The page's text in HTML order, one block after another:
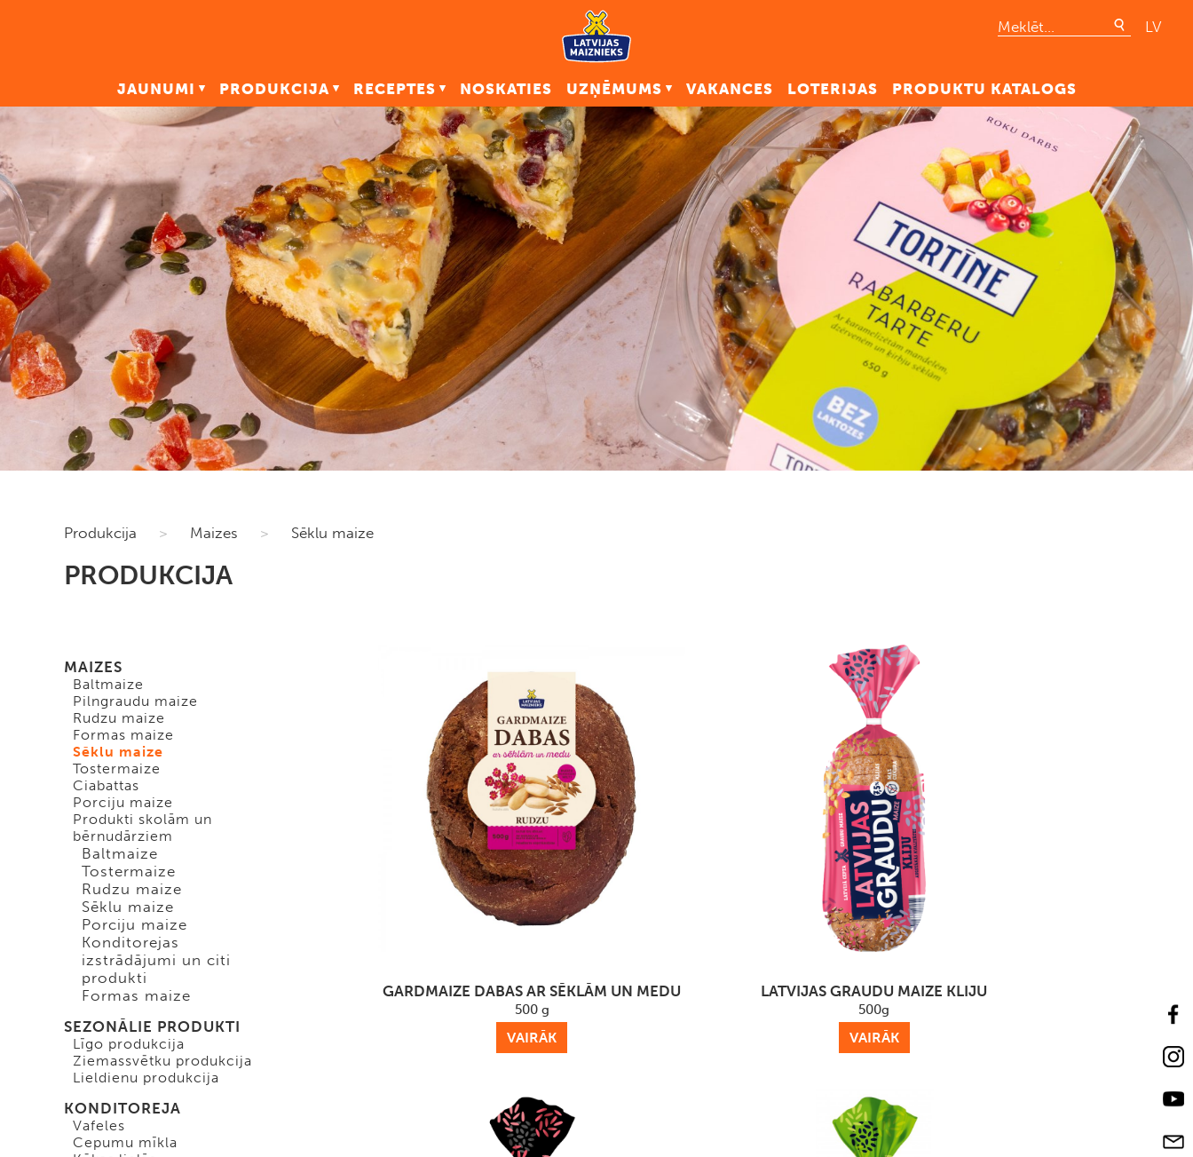
LV
JAUNUMI PRODUKCIJA RECEPTES NOSKATIES UZŅĒMUMS VAKANCES LOTERIJAS PRODUKTU KATALOGS
Produkcija > Maizes > Sēklu maize
PRODUKCIJA
GARDMAIZE DABAS AR SĒKLĀM UN MEDU
500 g
VAIRĀK
LATVIJAS GRAUDU MAIZE KLIJU
500g
VAIRĀK
MAIZES
Baltmaize
Pilngraudu maize
Rudzu maize
Formas maize
Sēklu maize
Tostermaize
Ciabattas
Porciju maize
Produkti skolām un
bērnudārziem
Baltmaize
Tostermaize
Rudzu maize
Sēklu maize
Porciju maize
Konditorejas
izstrādājumi un citi
produkti
Formas maize
SEZONĀLIE PRODUKTI
Līgo produkcija
Ziemassvētku produkcija
Lieldienu produkcija
KONDITOREJA
Vafeles
Cepumu mīkla